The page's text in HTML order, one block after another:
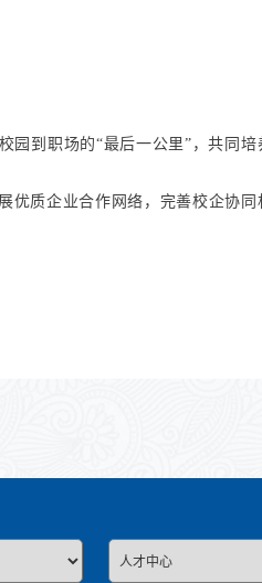
到职场的“最后一公里”，共同培
优质企业合作网络，完善校企协同